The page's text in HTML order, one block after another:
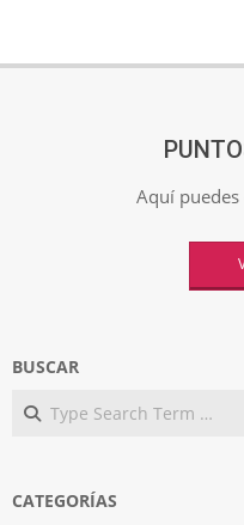
Aquí
BUSCAR
Search
CATEGORÍAS